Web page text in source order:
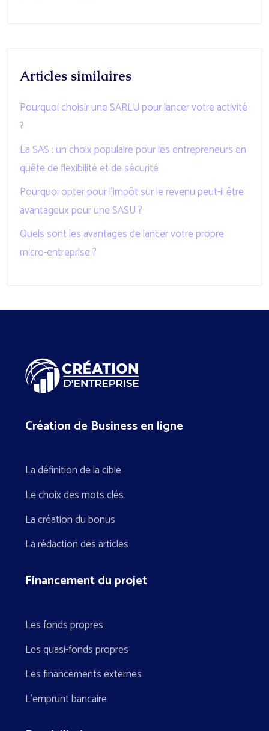
Articles similaires
Pourquoi choisir une SARLU pour lancer votre activité
?
La SAS : un choix populaire pour les entrepreneurs en
quête de flexibilité et de sécurité
Pourquoi opter pour l’impôt sur le revenu peut-il être
avantageux pour une SASU ?
Quels sont les avantages de lancer votre propre
micro-entreprise ?
Création de Business en ligne
La définition de la cible
Le choix des mots clés
La création du bonus
La rédaction des articles
Financement du projet
Les fonds propres
Les quasi-fonds propres
Les financements externes
L’emprunt bancaire